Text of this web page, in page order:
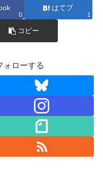
0
はてブ
1
コピー
ォローする